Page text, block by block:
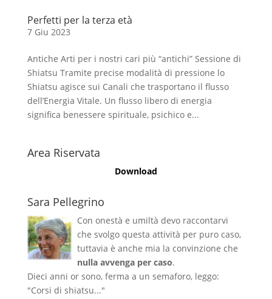
Perfetti per la terza età
7 Giu 2023
Antiche Arti per i nostri cari più “antichi” Sessione di
Shiatsu Tramite precise modalità di pressione lo
Shiatsu agisce sui Canali che trasportano il flusso
dell’Energia Vitale. Un flusso libero di energia
significa benessere spirituale, psichico e...
Area Riservata
Download
Sara Pellegrino
Con onestà e umiltà devo raccontarvi
che svolgo questa attività per puro caso,
tuttavia è anche mia la convinzione che
nulla avvenga per caso.
Dieci anni or sono, ferma a un semaforo, leggo:
"Corsi di shiatsu..."